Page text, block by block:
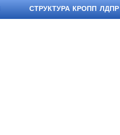
СТРУКТУРА КРОПП ЛДПР